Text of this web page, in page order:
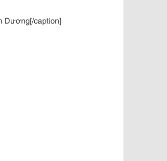
Dương[/caption]